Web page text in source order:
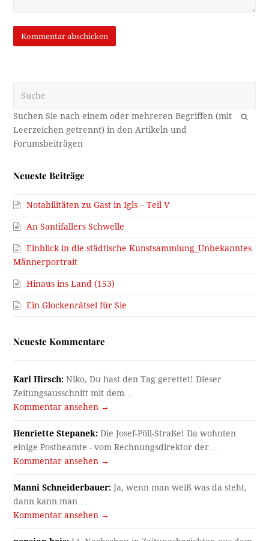
OK
Neueste Beiträge
Notabilitäten zu Gast in Igls – Teil V
An Santifallers Schwelle
Einblick in die städtische Kunstsammlung_Unbekanntes
Männerportrait
Hinaus ins Land (153)
Ein Glockenrätsel für Sie
Neueste Kommentare
Karl Hirsch: Niko, Du hast den Tag gerettet! Dieser
Zeitungsausschnitt mit dem…
Kommentar ansehen →
Henriette Stepanek: Die Josef-Pöll-Straße! Da wohnten
einige Postbeamte - vom Rechnungsdirektor der…
Kommentar ansehen →
Manni Schneiderbauer: Ja, wenn man weiß was da steht,
dann kann man…
Kommentar ansehen →